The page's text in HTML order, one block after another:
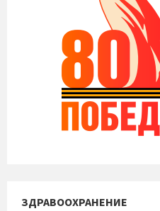
ЗДРАВООХРАНЕНИЕ